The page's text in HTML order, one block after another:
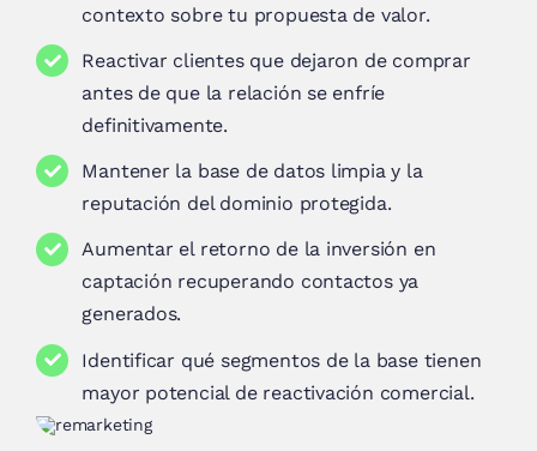
contexto sobre tu propuesta de valor.
Reactivar clientes que dejaron de comprar
antes de que la relación se enfríe
definitivamente.
Mantener la base de datos limpia y la
reputación del dominio protegida.
Aumentar el retorno de la inversión en
captación recuperando contactos ya
generados.
Identificar qué segmentos de la base tienen
mayor potencial de reactivación comercial.